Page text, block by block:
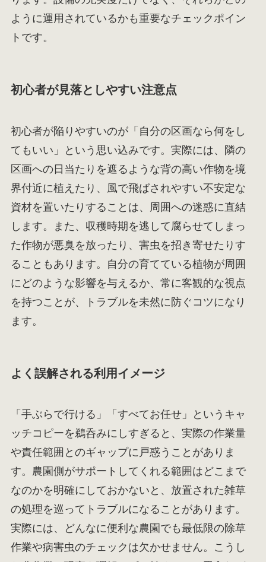
ように運用されているかも重要なチェックポイン
トです。
初心者が見落としやすい注意点
初心者が陥りやすいのが「自分の区画なら何をし
てもいい」という思い込みです。実際には、隣の
区画への日当たりを遮るような背の高い作物を境
界付近に植えたり、風で飛ばされやすい不安定な
資材を置いたりすることは、周囲への迷惑に直結
します。また、収穫時期を逃して腐らせてしまっ
た作物が悪臭を放ったり、害虫を招き寄せたりす
ることもあります。自分の育てている植物が周囲
にどのような影響を与えるか、常に客観的な視点
を持つことが、トラブルを未然に防ぐコツになり
ます。
よく誤解される利用イメージ
「手ぶらで行ける」「すべてお任せ」というキャ
ッチコピーを鵜呑みにしすぎると、実際の作業量
や責任範囲とのギャップに戸惑うことがありま
す。農園側がサポートしてくれる範囲はどこまで
なのかを明確にしておかないと、放置された雑草
の処理を巡ってトラブルになることがあります。
実際には、どんなに便利な農園でも最低限の除草
作業や病害虫のチェックは欠かせません。こうし